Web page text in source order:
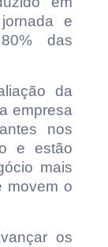
e
das
da
empresa
nos
e estão
mais
movem o
os